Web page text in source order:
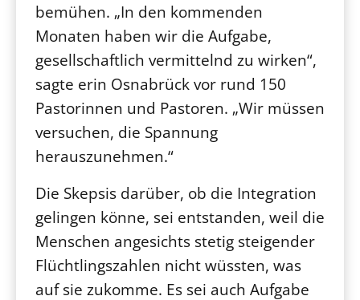
bemühen. „In den kommenden
Monaten haben wir die Aufgabe,
gesellschaftlich vermittelnd zu wirken“,
sagte erin Osnabrück vor rund 150
Pastorinnen und Pastoren. „Wir müssen
versuchen, die Spannung
herauszunehmen.“
Die Skepsis darüber, ob die Integration
gelingen könne, sei entstanden, weil die
Menschen angesichts stetig steigender
Flüchtlingszahlen nicht wüssten, was
auf sie zukomme. Es sei auch Aufgabe